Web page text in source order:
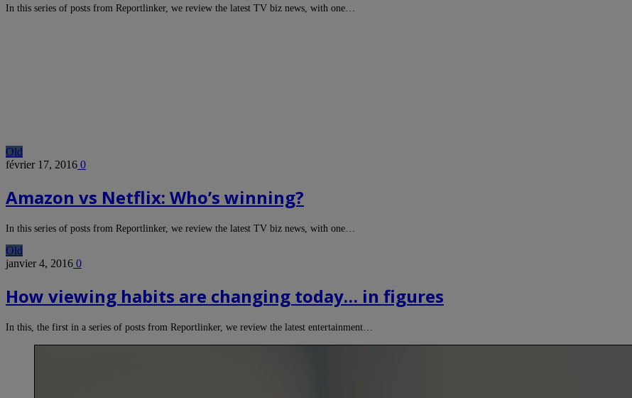
In this series of posts from Reportlinker, we review the latest TV biz news, with one…
Old
février 17, 2016 0
Amazon vs Netflix: Who’s winning?
In this series of posts from Reportlinker, we review the latest TV biz news, with one…
Old
janvier 4, 2016 0
How viewing habits are changing today… in figures
In this, the first in a series of posts from Reportlinker, we review the latest entertainment…